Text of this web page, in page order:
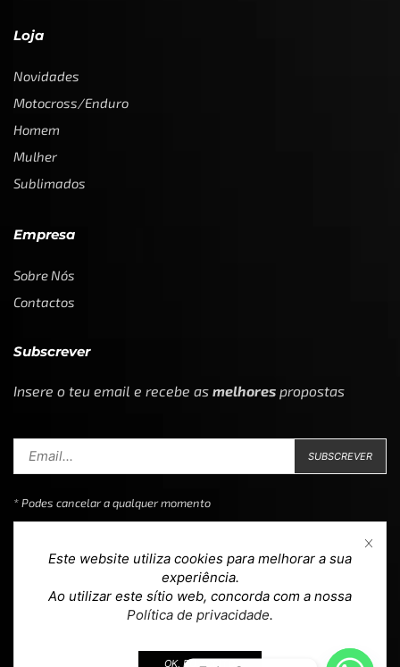
Loja
Novidades
Motocross/Enduro
Homem
Mulher
Sublimados
Empresa
Sobre Nós
Contactos
Subscrever
Insere o teu email e recebe as melhores propostas
* Podes cancelar a qualquer momento
Copyright © 2023Loja 39. Todos os direitos reservados.
Este website utiliza cookies para melhorar a sua
experiência.
Ao utilizar este sítio web, concorda com a nossa
Política de privacidade.
OK, EU ACEITO.